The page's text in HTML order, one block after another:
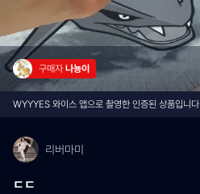
구매자 나뇽이
WYYYES 와이스 앱으로 촬영한 인증된 상품입니다
리버마미
ㄷㄷ